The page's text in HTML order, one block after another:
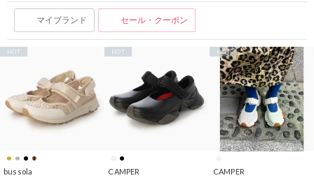
マイブランド セール・クーポン
bussola
HOT
CAMPER
HOT
CAMPER
HOT